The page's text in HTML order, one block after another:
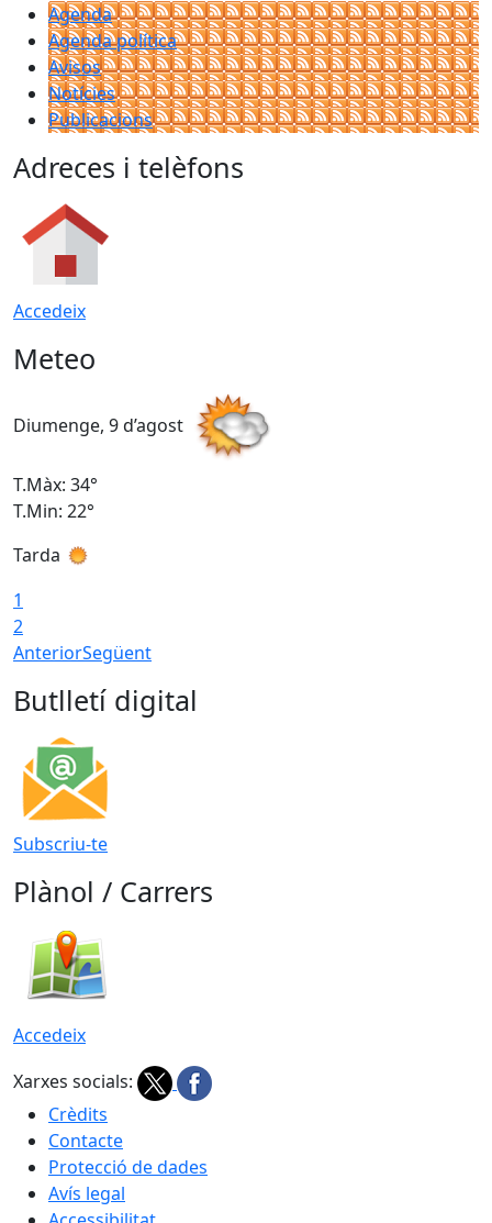
Agenda
Agenda política
Avisos
Notícies
Publicacions
Adreces i telèfons
Accedeix
Meteo
Diumenge, 9 d’agost
T.Màx: 34°
T.Min: 22°
Tarda
1
2
AnteriorSegüent
Butlletí digital
Subscriu-te
Plànol / Carrers
Accedeix
Xarxes socials:
Crèdits
Contacte
Protecció de dades
Avís legal